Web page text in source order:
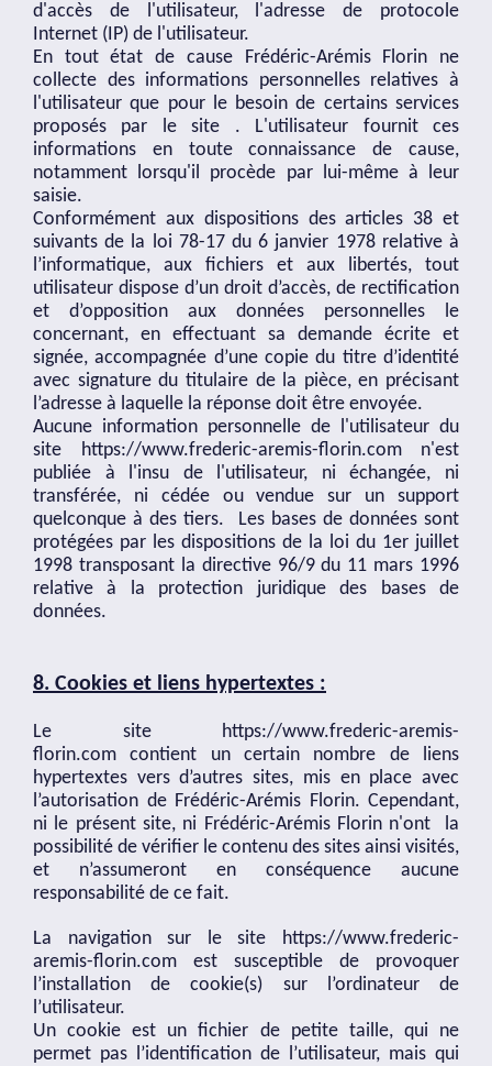
d'accès de l'utilisateur, l'adresse de protocole
Internet (IP) de l'utilisateur.
En tout état de cause Frédéric-Arémis Florin ne
collecte des informations personnelles relatives à
l'utilisateur que pour le besoin de certains services
proposés par le site . L'utilisateur fournit ces
informations en toute connaissance de cause,
notamment lorsqu'il procède par lui-même à leur
saisie.
Conformément aux dispositions des articles 38 et
suivants de la loi 78-17 du 6 janvier 1978 relative à
l’informatique, aux fichiers et aux libertés, tout
utilisateur dispose d’un droit d’accès, de rectification
et d’opposition aux données personnelles le
concernant, en effectuant sa demande écrite et
signée, accompagnée d’une copie du titre d’identité
avec signature du titulaire de la pièce, en précisant
l’adresse à laquelle la réponse doit être envoyée.
Aucune information personnelle de l'utilisateur du
site https://www.frederic-aremis-florin.comn'est
publiée à l'insu de l'utilisateur, ni échangée, ni
transférée, ni cédée ou vendue sur un support
quelconque à des tiers. Les bases de données sont
protégées par les dispositions de la loi du 1er juillet
1998 transposant la directive 96/9 du 11 mars 1996
relative à la protection juridique des bases de
données.
8. Cookies et liens hypertextes :
Le site https://www.frederic-aremis-
florin.com contient un certain nombre de liens
hypertextes vers d’autres sites, mis en place avec
l’autorisation de Frédéric-Arémis Florin. Cependant,
ni le présent site, ni Frédéric-Arémis Florin n'ont la
possibilité de vérifier le contenu des sites ainsi visités,
et n’assumeront en conséquence aucune
responsabilité de ce fait.
La navigation sur le site https://www.frederic-
aremis-florin.com est susceptible de provoquer
l’installation de cookie(s) sur l’ordinateur de
l’utilisateur.
Un cookie est un fichier de petite taille, qui ne
permet pas l’identification de l’utilisateur, mais qui